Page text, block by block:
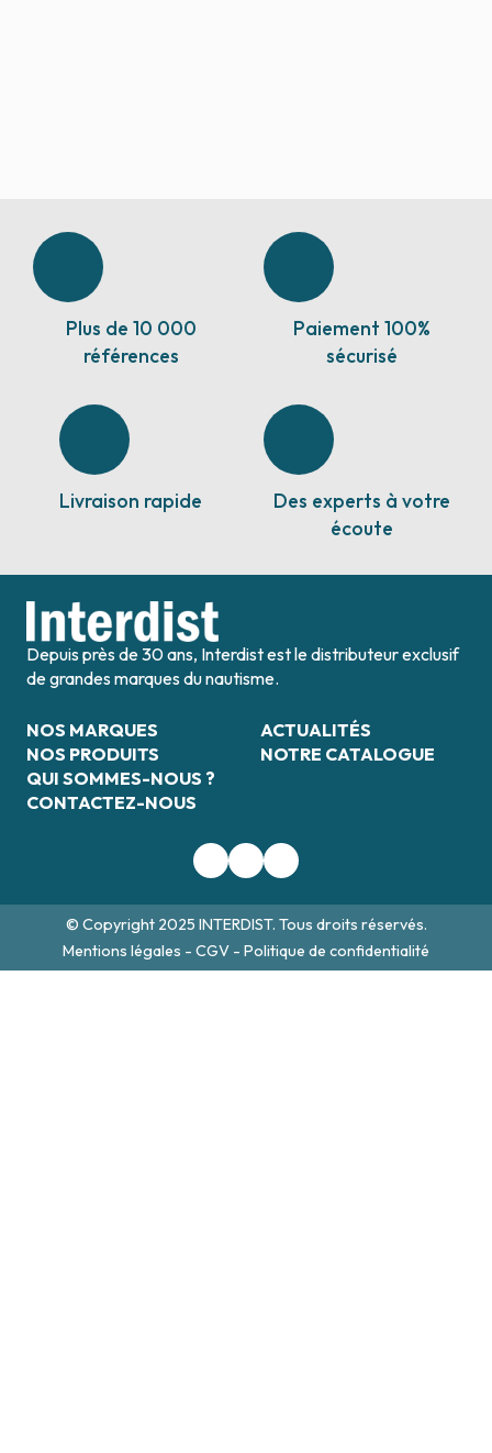
Plus de 10 000
références
Paiement 100%
sécurisé
Livraison rapide
Des experts à votre
écoute
Depuis près de 30 ans, Interdist est le distributeur exclusif
de grandes marques du nautisme.
NOS MARQUES
NOS PRODUITS
QUI SOMMES-NOUS ?
CONTACTEZ-NOUS
ACTUALITÉS
NOTRE CATALOGUE
© Copyright 2025 INTERDIST. Tous droits réservés.
Mentions légales - CGV - Politique de confidentialité